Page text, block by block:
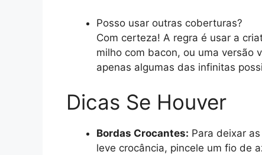
Posso usar outras coberturas?
Com certeza! A regra é usar a
milho com bacon, ou uma versão
apenas algumas das infinitas
Dicas Se Houver
Bordas Crocantes: Para deixar
leve crocância, pincele um fio de